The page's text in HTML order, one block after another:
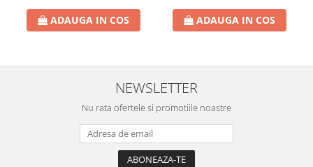
ADAUGA IN COS ADAUGA IN COS
NEWSLETTER
Nu rata ofertele si promotiile noastre